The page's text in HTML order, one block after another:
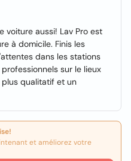
voiture aussi! Lav Pro est
à domicile. Finis les
dans les stations
sur le lieux
qualitatif et un
et améliorez votre